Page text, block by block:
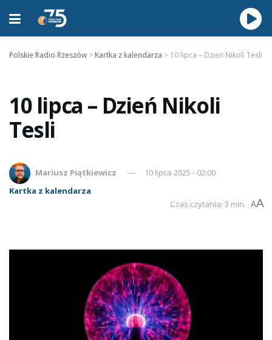
Polskie Radio Rzeszów > Kartka z kalendarza > 10 lipca – Dzień Nikoli Tesli
10 lipca – Dzień Nikoli
Tesli
Mariusz Piątkiewicz
10 lipca 2025 - 02:00
Kartka z kalendarza
Czas czytania: 3 min. AA